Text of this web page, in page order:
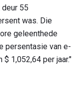
55
was. Die
geleenthede
persentasie van e-
1,052,64 per jaar."